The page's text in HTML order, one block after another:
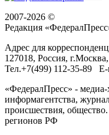
2007-2026 ©
Редакция «ФедералПресс
Адрес для
127018, Россия, г.Москва,
Тел.+7(499) 112-35-89 E-
«ФедералПресс» -
информагентства,
происшествия,
регионов РФ